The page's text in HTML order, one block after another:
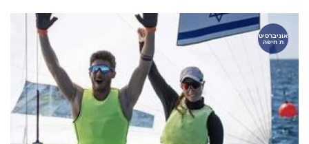
אוניברסיט
ת חיפה